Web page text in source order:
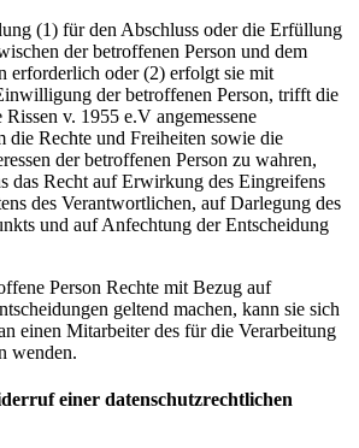
(1) für den Abschluss oder die Erfüllung
der betroffenen Person und dem
erforderlich oder (2) erfolgt sie mit
der betroffenen Person, trifft die
v. 1955 e.V angemessene
die Rechte und Freiheiten sowie die
der betroffenen Person zu wahren,
das Recht auf Erwirkung des Eingreifens
des Verantwortlichen, auf Darlegung des
und auf Anfechtung der Entscheidung
Person Rechte mit Bezug auf
geltend machen, kann sie sich
einen Mitarbeiter des für die Verarbeitung
wenden.
einer datenschutzrechtlichen